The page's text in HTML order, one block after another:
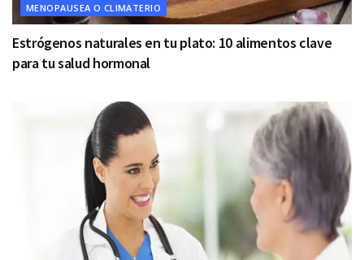
MENOPAUSEA O CLIMATERIO
Estrógenos naturales en tu plato: 10 alimentos clave
para tu salud hormonal